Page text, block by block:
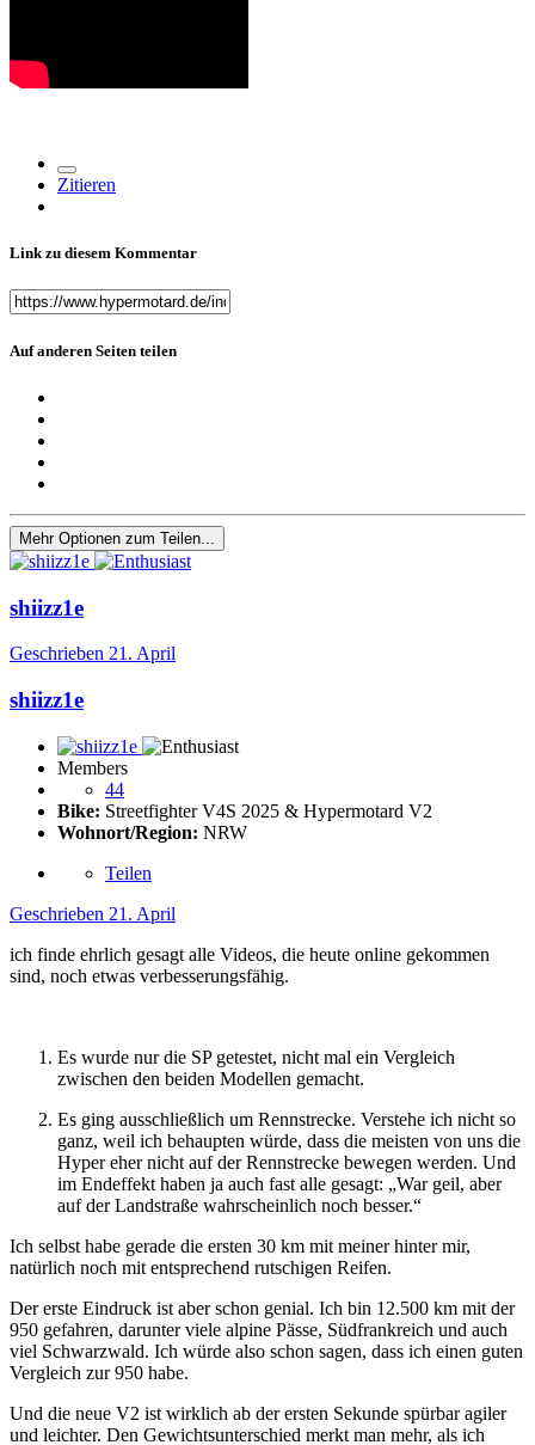
Zitieren
Link zu diesem Kommentar
Auf anderen Seiten teilen
Mehr Optionen zum Teilen...
shiizz1e
Geschrieben 21. April
shiizz1e
Members
44
Bike: Streetfighter V4S 2025 & Hypermotard V2
Wohnort/Region: NRW
Teilen
Geschrieben 21. April
ich finde ehrlich gesagt alle Videos, die heute online gekommen
sind, noch etwas verbesserungsfähig.
Es wurde nur die SP getestet, nicht mal ein Vergleich
zwischen den beiden Modellen gemacht.
Es ging ausschließlich um Rennstrecke. Verstehe ich nicht so
ganz, weil ich behaupten würde, dass die meisten von uns die
Hyper eher nicht auf der Rennstrecke bewegen werden. Und
im Endeffekt haben ja auch fast alle gesagt: „War geil, aber
auf der Landstraße wahrscheinlich noch besser.“
Ich selbst habe gerade die ersten 30 km mit meiner hinter mir,
natürlich noch mit entsprechend rutschigen Reifen.
Der erste Eindruck ist aber schon genial. Ich bin 12.500 km mit der
950 gefahren, darunter viele alpine Pässe, Südfrankreich und auch
viel Schwarzwald. Ich würde also schon sagen, dass ich einen guten
Vergleich zur 950 habe.
Und die neue V2 ist wirklich ab der ersten Sekunde spürbar agiler
und leichter. Den Gewichtsunterschied merkt man mehr, als ich